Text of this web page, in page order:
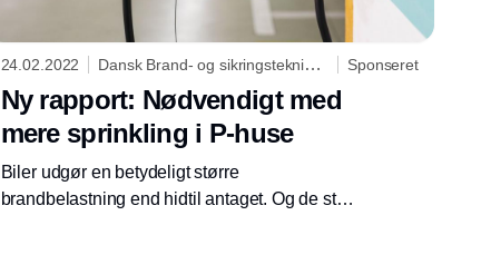
24.02.2022
Dansk Brand- og sikringsteknisk
Sponseret
Ny rapport: Nødvendigt med
mere sprinkling i P-huse
Biler udgør en betydeligt større
brandbelastning end hidtil antaget. Og de står